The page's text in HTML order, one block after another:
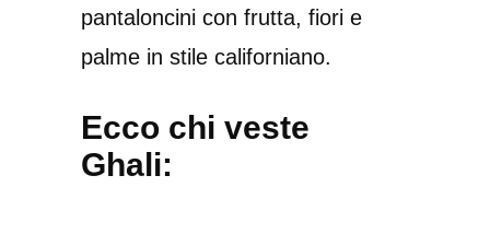
pantaloncini con frutta, fiori e
palme in stile californiano.
Ecco chi veste
Ghali: